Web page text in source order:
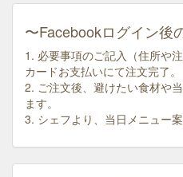
〜Facebookログイン後
1. 必要事項のご記入（住所や
カードお支払いにて注文完了。
2. ご注文後、避けたい食材や
ます。
3. シェフより、当日メニュー案